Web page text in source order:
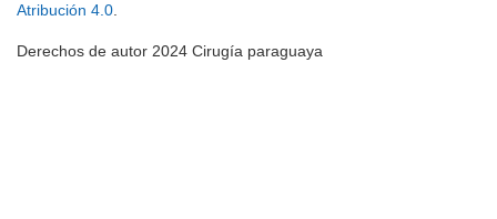
Atribución 4.0.
Derechos de autor 2024 Cirugía paraguaya